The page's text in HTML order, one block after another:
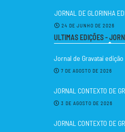
JORNAL DE GLORINHA
24 DE JUNHO DE 2026
ULTIMAS EDIÇÕES -
Jornal de Gravataí edição
7 DE AGOSTO DE 2026
JORNAL CONTEXTO DE
3 DE AGOSTO DE 2026
JORNAL CONTEXTO DE